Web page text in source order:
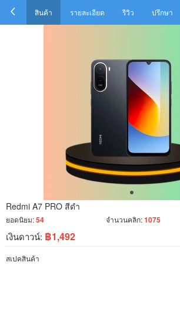
สินค้า รายละเอียด รีวิว ปรึกษา
Redmi A7 PRO สีดำ
ยอดนิยม:54 จำนวนคลิก:1075
เงินดาวน์: ฿1,492
สเปคสินค้า